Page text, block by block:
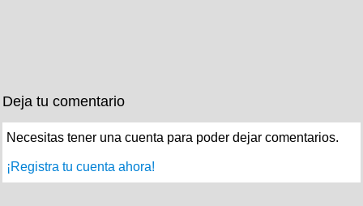
Deja tu comentario
Necesitas tener una cuenta para poder dejar comentarios.
¡Registra tu cuenta ahora!